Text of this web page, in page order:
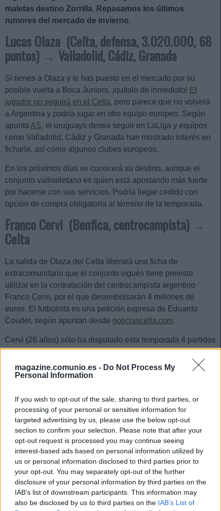
magazine.comunio.es - Do Not Process My
Personal Information
If you wish to opt-out of the sale, sharing to third parties, or
processing of your personal or sensitive information for
targeted advertising by us, please use the below opt-out
section to confirm your selection. Please note that after your
opt-out request is processed you may continue seeing
interest-based ads based on personal information utilized by
us or personal information disclosed to third parties prior to
your opt-out. You may separately opt-out of the further
disclosure of your personal information by third parties on the
IAB’s list of downstream participants. This information may
also be disclosed by us to third parties on the IAB’s List of
maletas destino Zorrilla. Repasamos los últimos
rumores del mercado de invierno.
Lucas Olaza (Celta, defensa, 3.020.000, 68
puntos) → Valladolid, Cádiz, Granada
Si tienes a Olaza y le has puesto en el mercado por su
posible vuelta a Boca Juniors, ¡quítalo de inmediato! El
jugador no seguirá en el Celta, pero parece que no volverá
a Argentina y podría jugar en otro equipo europeo. Según
apuntaAS, el uruguayo desea seguir en LaLiga y equipos
como Valladolid, Cádiz y Granada han mostrado interés en
ficharle, así como algunos clubes europeos.
En los próximos días se conocerá su destino, aunque el
conjunto vallisoletano es quien está apostando más fuerte
por hacerse con sus servicios. Podría llegar cedido con
opción de compra obligatoria al término de la temporada.
Franco Cervi (Benfica, centrocampista) →
Celta
La salida de Olaza del Celta liberará una ficha de
extracomunitario que el conjunto vigués tiene previsto
utilizar en la contratación del centrocampista argentino
Franco Cervi, por el que desembolsarán 4 millones de
euros. El futbolista es una petición expresa de Eduardo
Coudet, según apuntan desde noticiascelta.com.
Cervi (26 años) sólo ha disputado esta temporada 4 partidos
de Liga NOS con el Benfica, ya que no contaba para su
entrenador Jorge Jesús. En Vigo espera volver a recuperar
el nivel que le llevó a ser internacional con la Selección
Jornada 21: recomendaciones de compra por menos
de 1 millón
¿Necesitas un defensa o
centrocampista barato para
completar tu alineación? Te
traemos 5 recomendaciones de
compra por menos de 1 millón que
probablemente jueguen y sumen
puntos en la jornada 21.